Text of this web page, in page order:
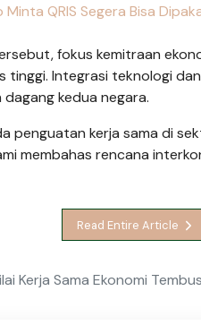
QRIS Segera Bisa
fokus kemitraan
tinggi. Integrasi teknologi
kedua negara.
penguatan kerja sama di
membahas rencana
Read Entire Article
Kerja Sama Ekonomi